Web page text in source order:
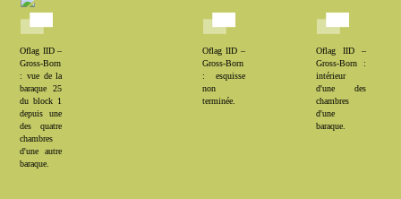
Oflag IID –
Gross-Born
: vue de la
baraque 25
du block 1
depuis une
des quatre
chambres
d'une autre
baraque.
Oflag IID –
Gross-Born
: esquisse
non
terminée.
Oflag IID –
Gross-Born :
intérieur
d'une des
chambres
d'une
baraque.